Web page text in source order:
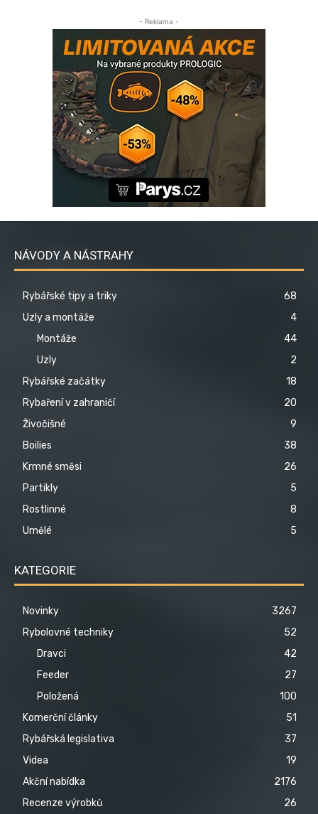
- Reklama -
NÁVODY A NÁSTRAHY
Rybářské tipy a triky
68
Uzly a montáže
4
Montáže
44
Uzly
2
Rybářské začátky
18
Rybaření v zahraničí
20
Živočišné
9
Boilies
38
Krmné směsi
26
Partikly
5
Rostlinné
8
Umělé
5
KATEGORIE
Novinky
3267
Rybolovné techniky
52
Dravci
42
Feeder
27
Položená
100
Komerční články
51
Rybářská legislativa
37
Videa
19
Akční nabídka
2176
Recenze výrobků
26